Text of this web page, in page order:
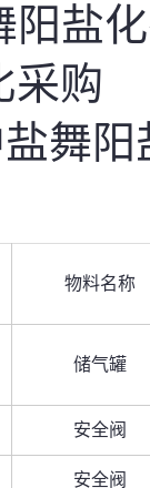
盐
采购
舞
物料名称
储气罐
安全阀
安全阀